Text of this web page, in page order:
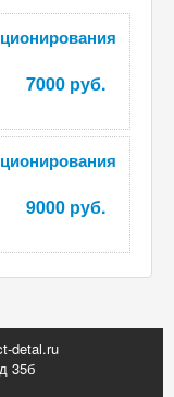
7000 руб.
9000 руб.
detal.ru
35б